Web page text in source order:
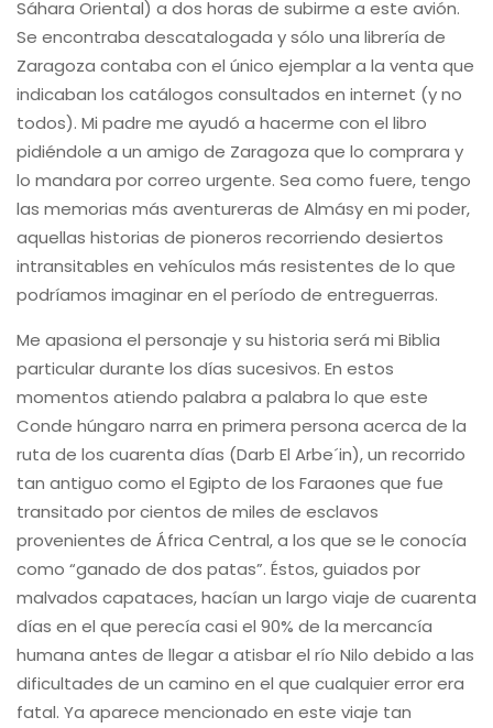
Sáhara Oriental) a dos horas de subirme a este avión.
Se encontraba descatalogada y sólo una librería de
Zaragoza contaba con el único ejemplar a la venta que
indicaban los catálogos consultados en internet (y no
todos). Mi padre me ayudó a hacerme con el libro
pidiéndole a un amigo de Zaragoza que lo comprara y
lo mandara por correo urgente. Sea como fuere, tengo
las memorias más aventureras de Almásy en mi poder,
aquellas historias de pioneros recorriendo desiertos
intransitables en vehículos más resistentes de lo que
podríamos imaginar en el período de entreguerras.
Me apasiona el personaje y su historia será mi Biblia
particular durante los días sucesivos. En estos
momentos atiendo palabra a palabra lo que este
Conde húngaro narra en primera persona acerca de la
ruta de los cuarenta días (Darb El Arbe´in), un recorrido
tan antiguo como el Egipto de los Faraones que fue
transitado por cientos de miles de esclavos
provenientes de África Central, a los que se le conocía
como “ganado de dos patas”. Éstos, guiados por
malvados capataces, hacían un largo viaje de cuarenta
días en el que perecía casi el 90% de la mercancía
humana antes de llegar a atisbar el río Nilo debido a las
dificultades de un camino en el que cualquier error era
fatal. Ya aparece mencionado en este viaje tan